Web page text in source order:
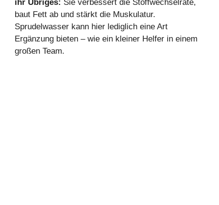
ihr Übriges: Sie verbessert die Stoffwechselrate,
baut Fett ab und stärkt die Muskulatur.
Sprudelwasser kann hier lediglich eine Art
Ergänzung bieten – wie ein kleiner Helfer in einem
großen Team.